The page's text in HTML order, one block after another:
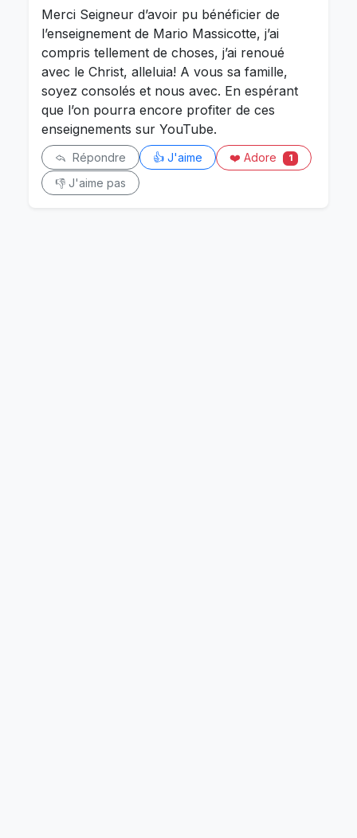
Merci Seigneur d’avoir pu bénéficier de
l’enseignement de Mario Massicotte, j’ai
compris tellement de choses, j’ai renoué
avec le Christ, alleluia! A vous sa famille,
soyez consolés et nous avec. En espérant
que l’on pourra encore profiter de ces
enseignements sur YouTube.
Répondre 👍 J'aime ❤️ Adore 1
👎 J'aime pas